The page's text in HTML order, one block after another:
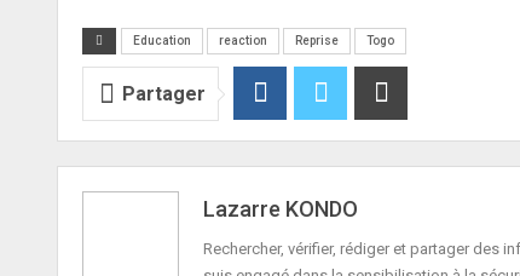
Education reaction Reprise Togo
Partager
Lazarre KONDO
Rechercher, vérifier, rédiger et partager des